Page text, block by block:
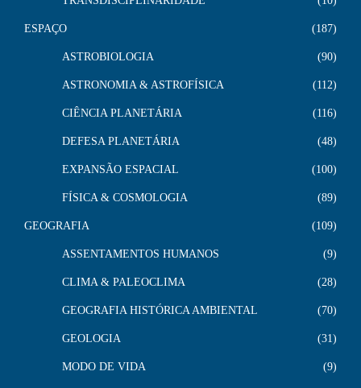
ESPAÇO 187
ASTROBIOLOGIA 90
ASTRONOMIA & ASTROFÍSICA 112
CIÊNCIA PLANETÁRIA 116
DEFESA PLANETÁRIA 48
EXPANSÃO ESPACIAL 100
FÍSICA & COSMOLOGIA 89
GEOGRAFIA 109
ASSENTAMENTOS HUMANOS 9
CLIMA & PALEOCLIMA 28
GEOGRAFIA HISTÓRICA AMBIENTAL 70
GEOLOGIA 31
MODO DE VIDA 9